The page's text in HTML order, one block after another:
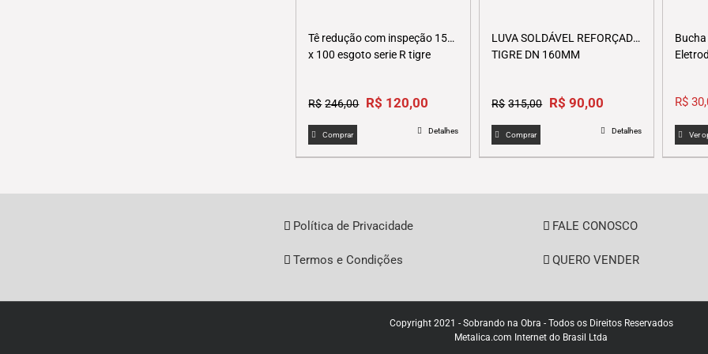
Tê redução com inspeção 150
x 100 esgoto serie R tigre
R$ 246,00 Original
R$246,00.
R$ 120,00
is:
R$120,00.
Comprar Detalhes
LUVA SOLDÁVEL REFORÇADO
TIGRE DN 160MM
R$ 315,00
Original
R$315,00.
R$ 90,00
is:
R$90,00.
Comprar Detalhes
R$
Ver
Política de Privacidade
Termos e Condições
FALE CONOSCO
QUERO VENDER
Copyright 2021 - Sobrando na Obra - Todos os Direitos Reservados
Metalica.com Internet do Brasil Ltda